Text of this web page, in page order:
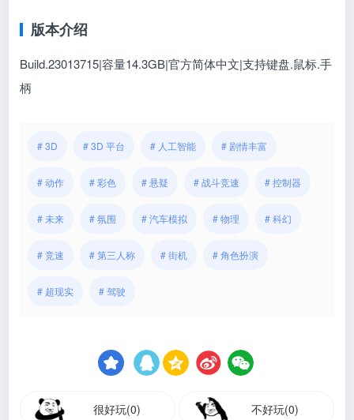
版本介绍
Build.23013715|容量14.3GB|官方简体中文|支持键盘.鼠标.手
柄
# 3D # 3D 平台 # 人工智能 # 剧情丰富
# 动作 # 彩色 # 悬疑 # 战斗竞速 # 控制器
# 未来 # 氛围 # 汽车模拟 # 物理 # 科幻
# 竞速 # 第三人称 # 街机 # 角色扮演
# 超现实 # 驾驶
很好玩(0) 不好玩(0)